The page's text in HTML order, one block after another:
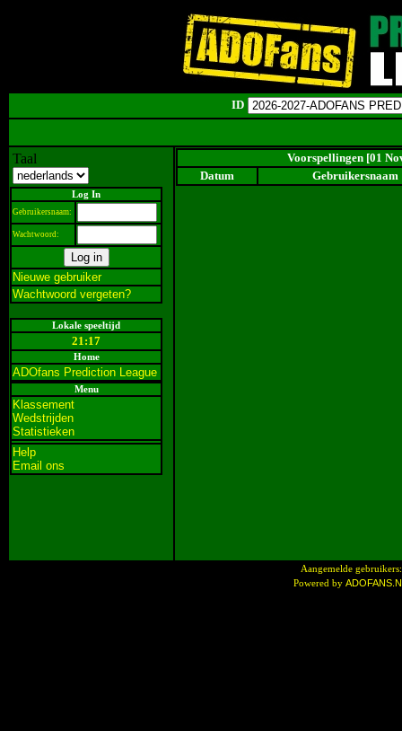
ID
Taal
Log In
Gebruikersnaam:
Wachtwoord:
Nieuwe gebruiker
Wachtwoord vergeten?
Lokale speeltijd
21:17
Home
ADOfans Prediction League
Menu
Klassement
Wedstrijden
Statistieken
Help
Email ons
Voorspellingen [01
Datum
Gebruikersnaam
Aangemelde
Powered by